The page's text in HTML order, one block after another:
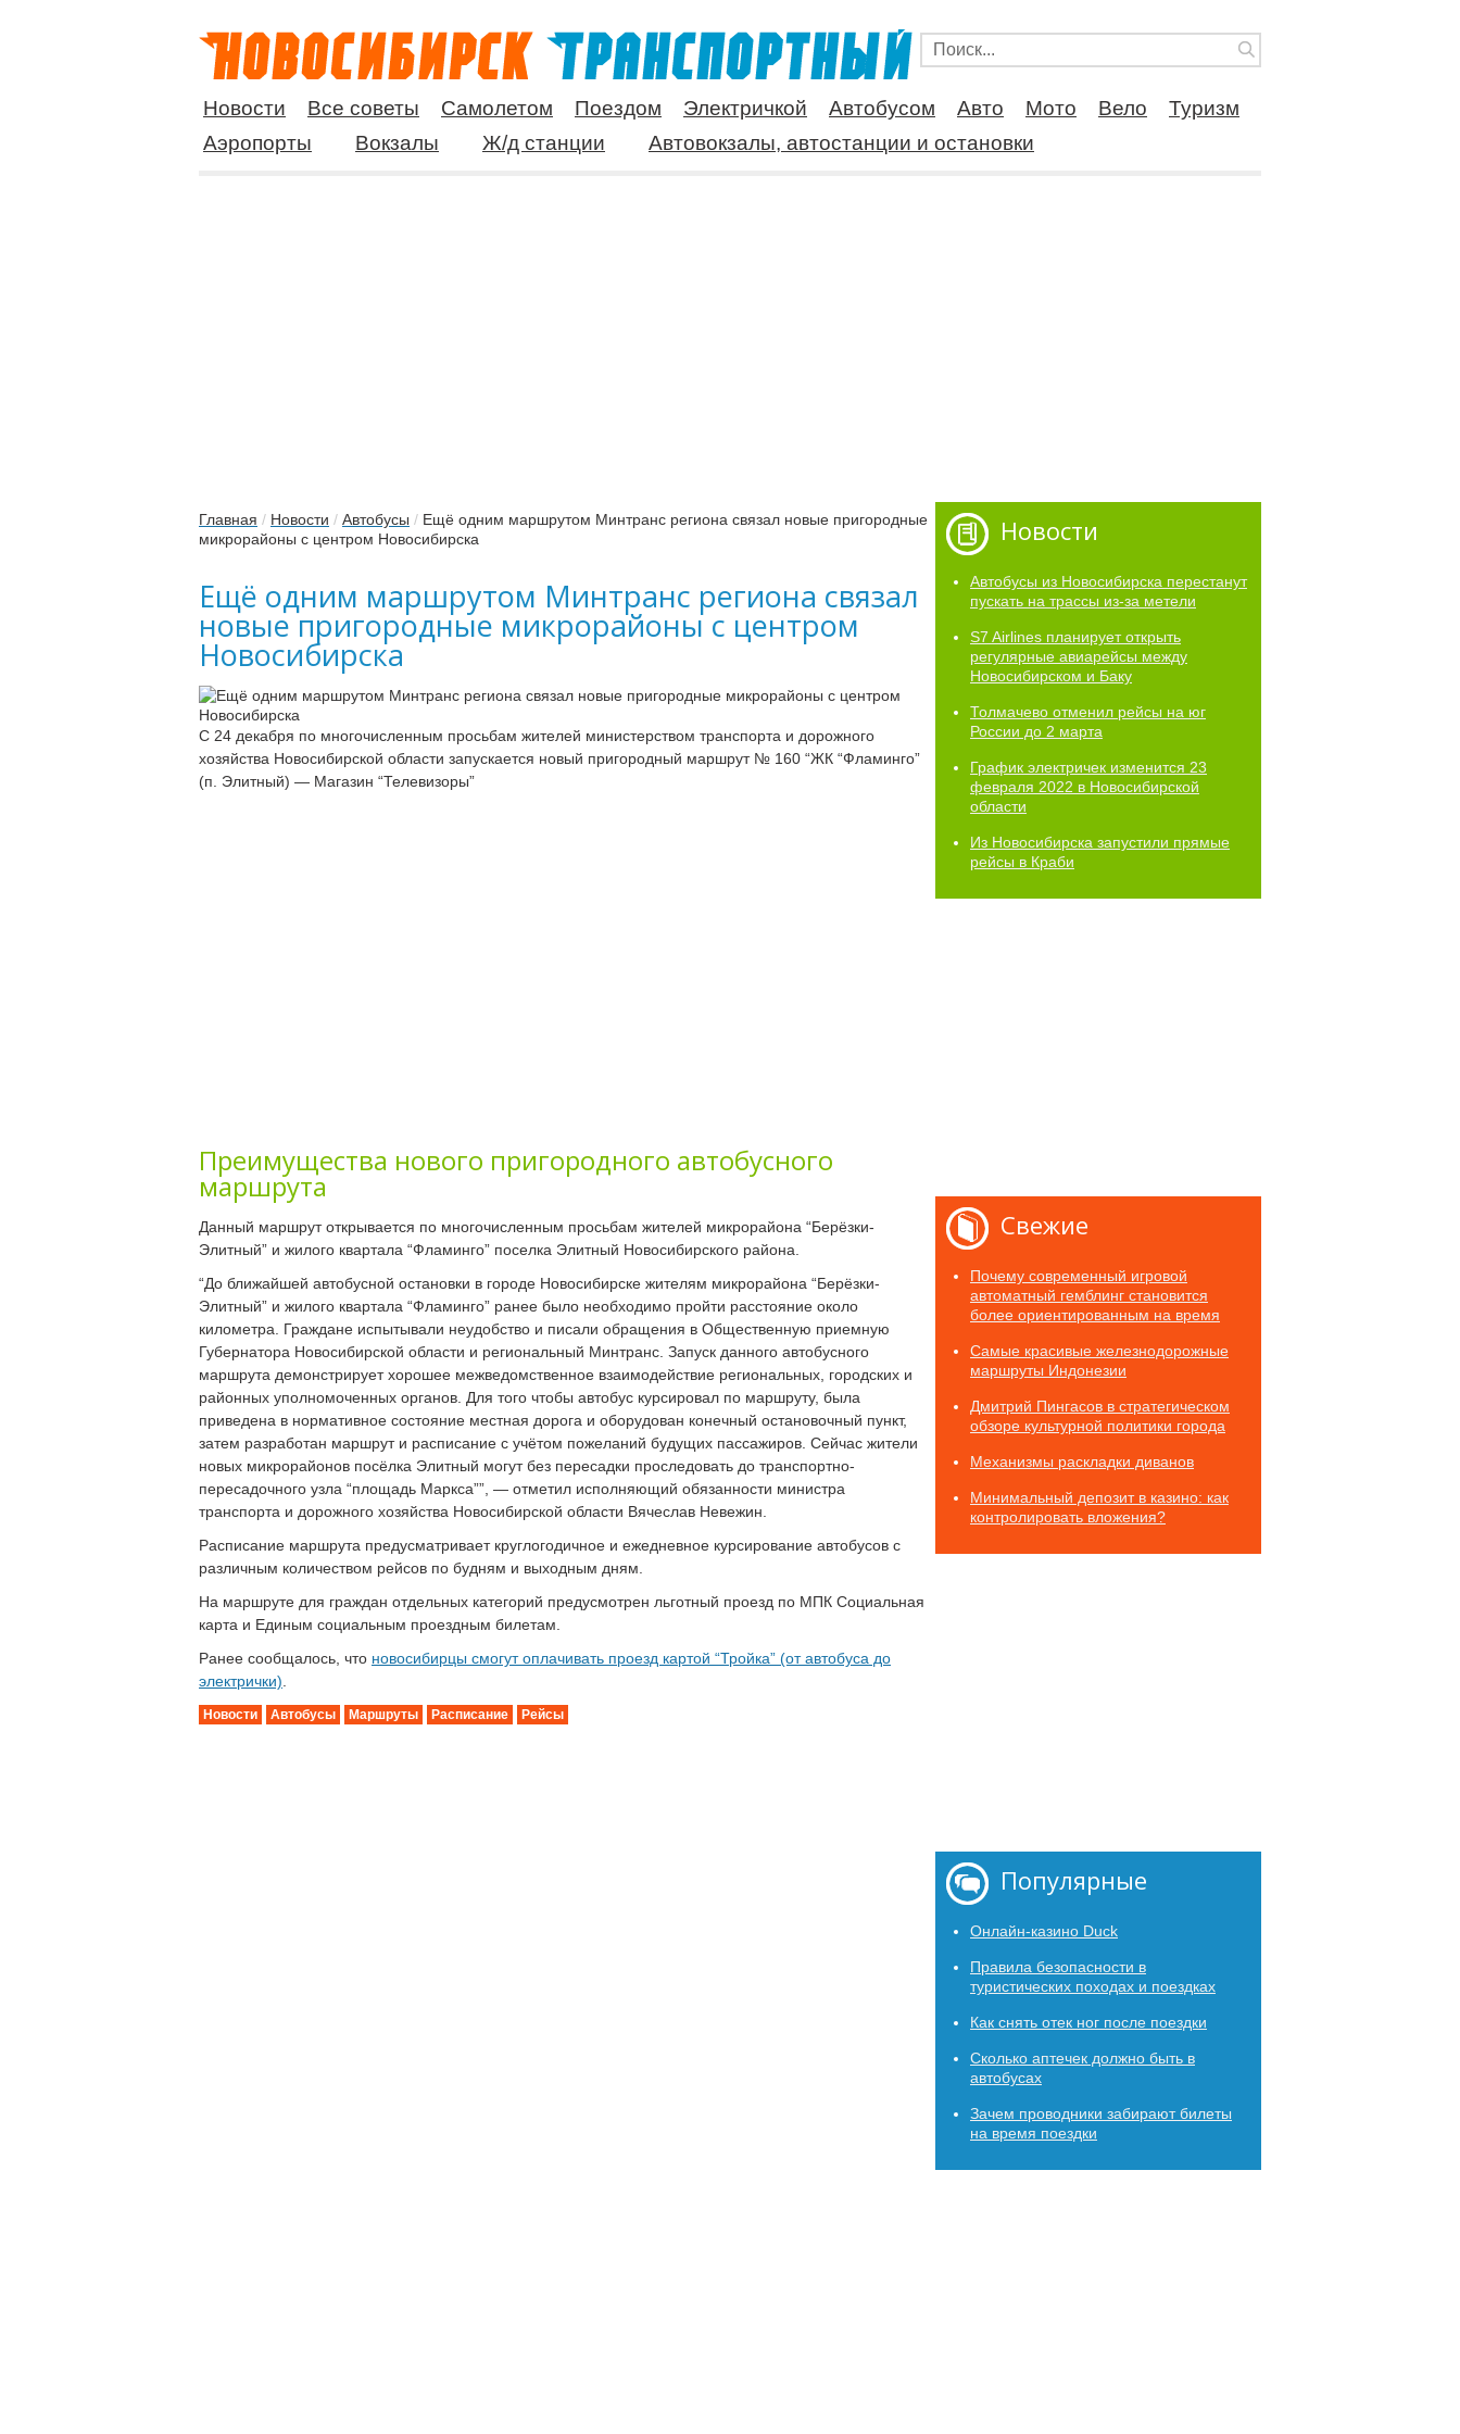
Новости Все советы Самолетом Поездом Электричкой Автобусом Авто Мото Вело
Туризм
Аэропорты
Вокзалы Ж/д станции Автовокзалы, автостанции и остановки
Главная / Новости / Автобусы / Ещё одним маршрутом Минтранс региона связал новые пригородные
микрорайоны с центром Новосибирска
Ещё одним маршрутом Минтранс региона связал
новые пригородные микрорайоны с центром
Новосибирска
С 24 декабря по многочисленным просьбам жителей министерством транспорта и дорожного
хозяйства Новосибирской области запускается новый пригородный маршрут № 160 “ЖК “Фламинго”
(п. Элитный) — Магазин “Телевизоры”
Преимущества нового пригородного автобусного
маршрута
Данный маршрут открывается по многочисленным просьбам жителей микрорайона “Берёзки-
Элитный” и жилого квартала “Фламинго” поселка Элитный Новосибирского района.
“До ближайшей автобусной остановки в городе Новосибирске жителям микрорайона “Берёзки-
Элитный” и жилого квартала “Фламинго” ранее было необходимо пройти расстояние около
километра. Граждане испытывали неудобство и писали обращения в Общественную приемную
Губернатора Новосибирской области и региональный Минтранс. Запуск данного автобусного
маршрута демонстрирует хорошее межведомственное взаимодействие региональных, городских и
районных уполномоченных органов. Для того чтобы автобус курсировал по маршруту, была
приведена в нормативное состояние местная дорога и оборудован конечный остановочный пункт,
затем разработан маршрут и расписание с учётом пожеланий будущих пассажиров. Сейчас жители
новых микрорайонов посёлка Элитный могут без пересадки проследовать до транспортно-
пересадочного узла “площадь Маркса””, — отметил исполняющий обязанности министра
транспорта и дорожного хозяйства Новосибирской области Вячеслав Невежин.
Расписание маршрута предусматривает круглогодичное и ежедневное курсирование автобусов с
различным количеством рейсов по будням и выходным дням.
На маршруте для граждан отдельных категорий предусмотрен льготный проезд по МПК Социальная
карта и Единым социальным проездным билетам.
Ранее сообщалось, что новосибирцы смогут оплачивать проезд картой “Тройка” (от автобуса до
электрички)
Новости Автобусы Маршруты Расписание Рейсы
Новости
Автобусы из Новосибирска перестанут
пускать на трассы из-за метели
S7 Airlines планирует открыть
регулярные авиарейсы между
Новосибирском и Баку
Толмачево отменил рейсы на юг
России до 2 марта
График электричек изменится 23
февраля 2022 в Новосибирской
области
Из Новосибирска запустили прямые
рейсы в Краби
Свежие
Почему современный игровой
автоматный гемблинг становится
более ориентированным на время
Самые красивые железнодорожные
маршруты Индонезии
Дмитрий Пингасов в стратегическом
обзоре культурной политики города
Механизмы раскладки диванов
Минимальный депозит в казино: как
контролировать вложения?
Популярные
Онлайн-казино Duck
Правила безопасности в
туристических походах и поездках
Как снять отек ног после поездки
Сколько аптечек должно быть в
автобусах
Зачем проводники забирают билеты
на время поездки